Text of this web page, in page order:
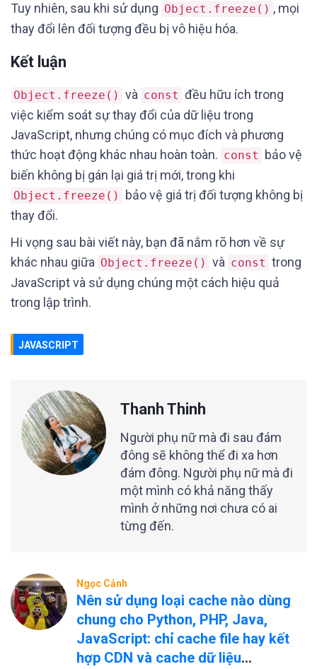
Tuy nhiên, sau khi sử dụng Object.freeze() , mọi
thay đổi lên đối tượng đều bị vô hiệu hóa.
Kết luận
Object.freeze() và const đều hữu ích trong
việc kiểm soát sự thay đổi của dữ liệu trong
JavaScript, nhưng chúng có mục đích và phương
thức hoạt động khác nhau hoàn toàn. const
bảo vệ
biến không bị gán lại giá trị mới, trong khi
Object.freeze()
bảo vệ giá trị đối tượng không bị
thay đổi.
Hi vọng sau bài viết này, bạn đã nắm rõ hơn về sự
khác nhau giữa Object.freeze() và const trong
JavaScript và sử dụng chúng một cách hiệu quả
trong lập trình.
JAVASCRIPT
Thanh Thinh
Người phụ nữ mà đi sau đám
đông sẽ không thể đi xa hơn
đám đông. Người phụ nữ mà đi
một mình có khả năng thấy
mình ở những nơi chưa có ai
từng đến.
Ngọc Cảnh
Nên sử dụng loại cache nào dùng
chung cho Python, PHP, Java,
JavaScript: chỉ cache file hay kết
hợp CDN và cache dữ liệu